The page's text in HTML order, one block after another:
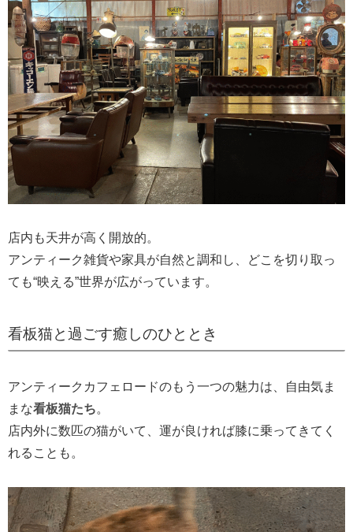
店内も天井が高く開放的。
アンティーク雑貨や家具が自然と調和し、どこを切り取っ
ても“映える”世界が広がっています。
看板猫と過ごす癒しのひととき
アンティークカフェロードのもう一つの魅力は、自由気ま
まな看板猫たち。
店内外に数匹の猫がいて、運が良ければ膝に乗ってきてく
れることも。